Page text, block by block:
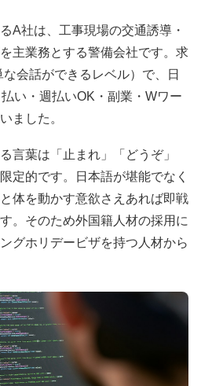
A社は、工事現場の交通誘導・
主業務とする警備会社です。求
会話ができるレベル）で、日
い・週払いOK・副業・Wワー
ました。
言葉は「止まれ」「どうぞ」
定的です。日本語が堪能でなく
体を動かす意欲さえあれば即戦
。そのため外国籍人材の採用に
グホリデービザを持つ人材から